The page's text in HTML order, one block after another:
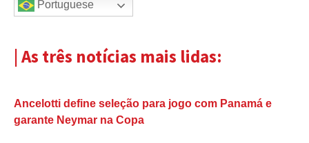
Portuguese
| As três notícias mais lidas:
Ancelotti define seleção para jogo com Panamá e
garante Neymar na Copa